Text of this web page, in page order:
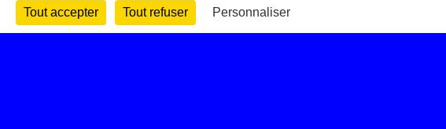
Tout accepter Tout refuser Personnaliser